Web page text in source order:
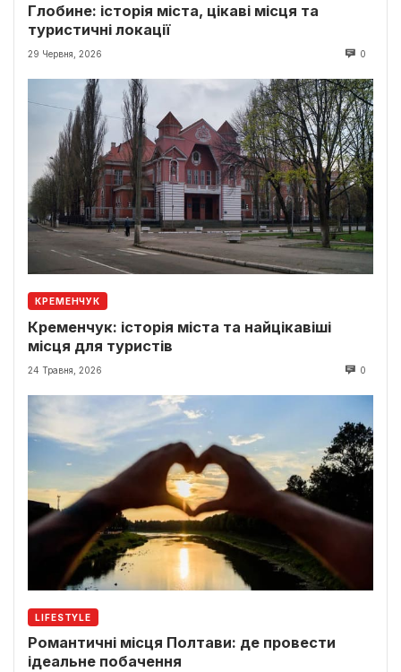
Глобине: історія міста, цікаві місця та
туристичні локації
29 Червня, 2026 0
КРЕМЕНЧУК
Кременчук: історія міста та найцікавіші
місця для туристів
24 Травня, 2026 0
LIFESTYLE
Романтичні місця Полтави: де провести
ідеальне побачення